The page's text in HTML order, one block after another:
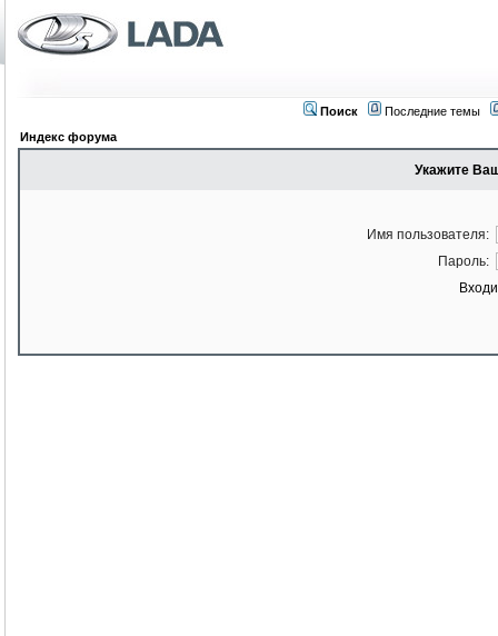
Поиск
Последние темы
Индекс форума
Укажите
Имя пользователя:
Пароль: